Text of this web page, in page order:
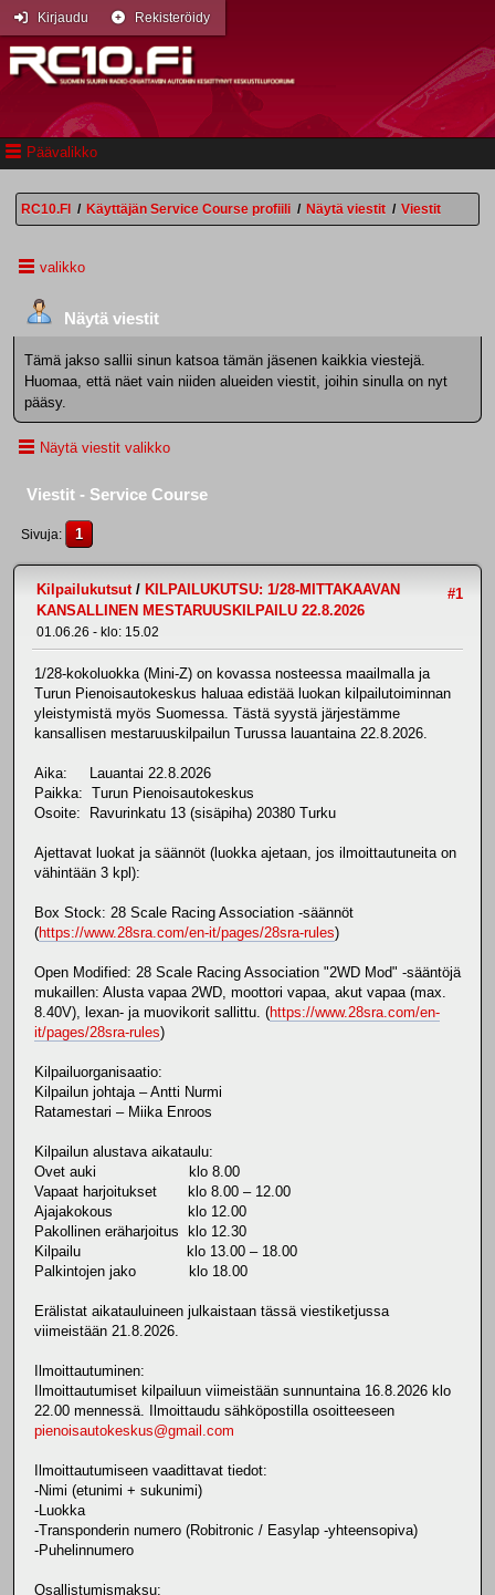
Päävalikko
Kirjaudu Rekisteröidy
RC10.FI / Käyttäjän Service Course profiili / Näytä viestit / Viestit
valikko
Näytä viestit
Tämä jakso sallii sinun katsoa tämän jäsenen kaikkia viestejä.
Huomaa, että näet vain niiden alueiden viestit, joihin sinulla on nyt
pääsy.
Näytä viestit valikko
Viestit - Service Course
Sivuja 1
#1
Kilpailukutsut/ KILPAILUKUTSU: 1/28-MITTAKAAVAN
KANSALLINEN MESTARUUSKILPAILU 22.8.2026
01.06.26 - klo: 15.02
1/28-kokoluokka (Mini-Z) on kovassa nosteessa maailmalla ja
Turun Pienoisautokeskus haluaa edistää luokan kilpailutoiminnan
yleistymistä myös Suomessa. Tästä syystä järjestämme
kansallisen mestaruuskilpailun Turussa lauantaina 22.8.2026.
Aika: Lauantai 22.8.2026
Paikka: Turun Pienoisautokeskus
Osoite: Ravurinkatu 13 (sisäpiha) 20380 Turku
Ajettavat luokat ja säännöt (luokka ajetaan, jos ilmoittautuneita on
vähintään 3 kpl):
Box Stock: 28 Scale Racing Association -säännöt
(https://www.28sra.com/en-it/pages/28sra-rules)
Open Modified: 28 Scale Racing Association "2WD Mod" -sääntöjä
mukaillen: Alusta vapaa 2WD, moottori vapaa, akut vapaa (max.
8.40V), lexan- ja muovikorit sallittu. (https://www.28sra.com/en-
it/pages/28sra-rules)
Kilpailuorganisaatio:
Kilpailun johtaja – Antti Nurmi
Ratamestari – Miika Enroos
Kilpailun alustava aikataulu:
Ovet auki klo 8.00
Vapaat harjoitukset klo 8.00 – 12.00
Ajajakokous klo 12.00
Pakollinen eräharjoitus klo 12.30
Kilpailu klo 13.00 – 18.00
Palkintojen jako klo 18.00
Erälistat aikatauluineen julkaistaan tässä viestiketjussa
viimeistään 21.8.2026.
Ilmoittautuminen:
Ilmoittautumiset kilpailuun viimeistään sunnuntaina 16.8.2026 klo
22.00 mennessä. Ilmoittaudu sähköpostilla osoitteeseen
pienoisautokeskus@gmail.com
Ilmoittautumiseen vaadittavat tiedot:
-Nimi (etunimi + sukunimi)
-Luokka
-Transponderin numero (Robitronic / Easylap -yhteensopiva)
-Puhelinnumero
Osallistumismaksu: